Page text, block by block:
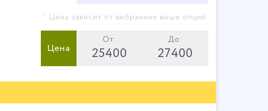
* Цена зависит от выбранных выше опций.
Цена
От:
25400
До:
27400